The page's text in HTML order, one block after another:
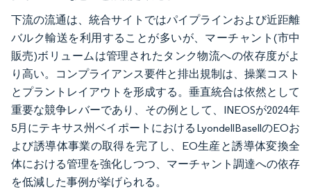
下流の流通は、統合サイトではパイプラインおよび近距離
バルク輸送を利用することが多いが、マーチャント(市中
販売)ボリュームは管理されたタンク物流への依存度がよ
り高い。コンプライアンス要件と排出規制は、操業コスト
とプラントレイアウトを形成する。垂直統合は依然として
重要な競争レバーであり、その例として、INEOSが2024年
5月にテキサス州ベイポートにおけるLyondellBasellのEOお
よび誘導体事業の取得を完了し、EO生産と誘導体変換全
体における管理を強化しつつ、マーチャント調達への依存
を低減した事例が挙げられる。